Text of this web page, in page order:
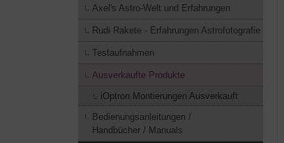
Axel's Astro-Welt und Erfahrungen
Rudi Rakete - Erfahrungen Astrofotografie
Testaufnahmen
Ausverkaufte Produkte
iOptron Montierungen Ausverkauft
Bedienungsanleitungen /
Handbücher / Manuals